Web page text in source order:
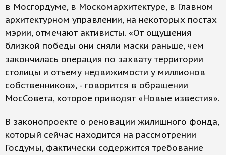
в Мосгордуме, в Москомархитектуре, в Главном
архитектурном управлении, на некоторых постах
мэрии, отмечают активисты. «От ощущения
близкой победы они сняли маски раньше, чем
закончилась операция по захвату территории
столицы и отъему недвижимости у миллионов
собственников», - говорится в обращении
МосСовета, которое приводят «Новые известия».
В законопроекте о реновации жилищного фонда,
который сейчас находится на рассмотрении
Госдумы, фактически содержится требование